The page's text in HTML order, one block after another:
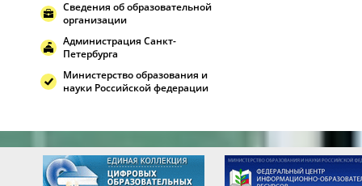
Сведения об образовательной
организации
Администрация Санкт-
Петербурга
Министерство образования и
науки Российской федерации